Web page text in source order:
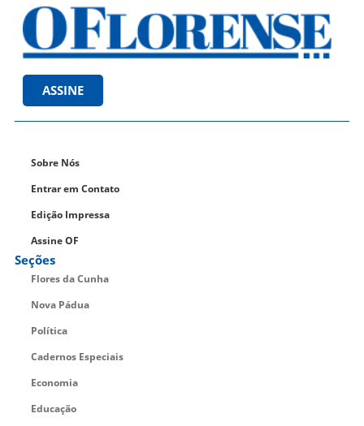
ASSINE
Sobre Nós
Entrar em Contato
Edição Impressa
Assine OF
Seções
Flores da Cunha
Nova Pádua
Política
Cadernos Especiais
Economia
Educação